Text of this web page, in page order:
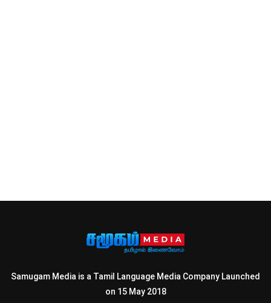
Samugam Media is a Tamil Language Media Company Launched
on 15 May 2018